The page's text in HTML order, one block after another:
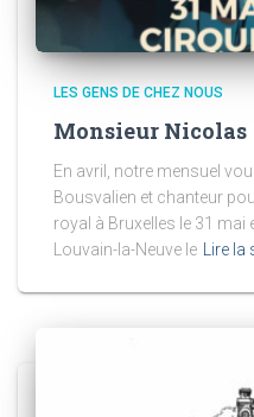
LES GENS DE CHEZ NOUS
Monsieur Nicolas
En avril, notre mensuel
Bousvalien et chanteur
royal à Bruxelles le 31
Louvain-la-Neuve le
Lire